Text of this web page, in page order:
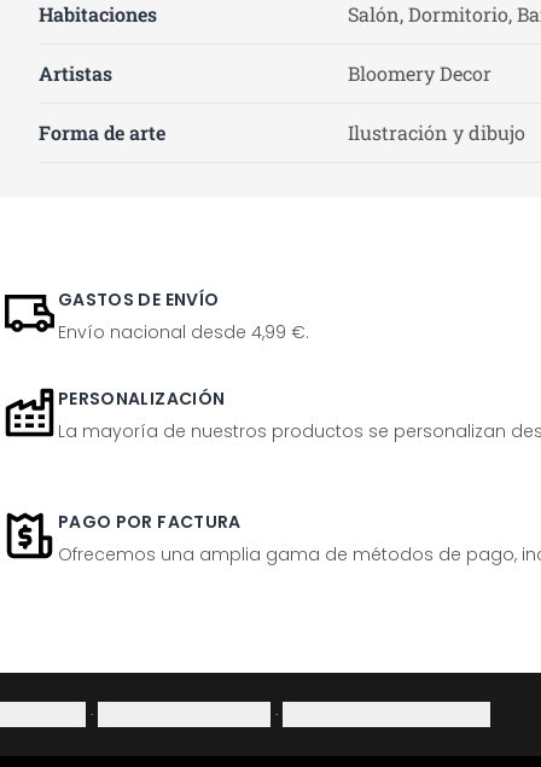
Habitaciones Salón, Dormitorio,
Artistas Bloomery Decor
Forma de arte Ilustración y dibujo
GASTOS DE ENVÍO
Envío nacional desde 4,99 €.
PERSONALIZACIÓN
La mayoría de nuestros productos se personalizan
PAGO POR FACTURA
Ofrecemos una amplia gama de métodos de pago,
· ·